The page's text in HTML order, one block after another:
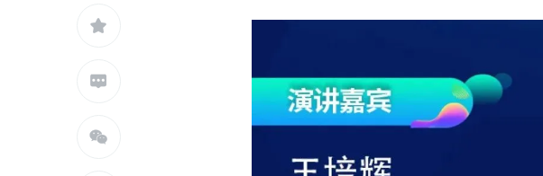


